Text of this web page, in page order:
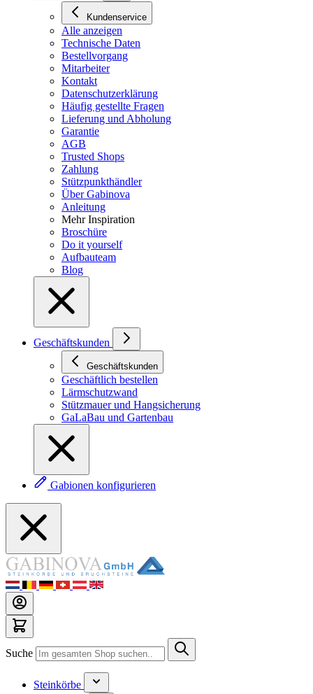
Kundenservice
Alle anzeigen
Technische Daten
Bestellvorgang
Mitarbeiter
Kontakt
Datenschutzerklärung
Häufig gestellte Fragen
Lieferung und Abholung
Garantie
AGB
Trusted Shops
Zahlung
Stützpunkthändler
Über Gabinova
Anleitung
Mehr Inspiration
Broschüre
Do it yourself
Aufbauteam
Blog
Geschäftskunden
Geschäftskunden
Geschäftlich bestellen
Lärmschutzwand
Stützmauer und Hangsicherung
GaLaBau und Gartenbau
Gabionen konfigurieren
Suche
Steinkörbe